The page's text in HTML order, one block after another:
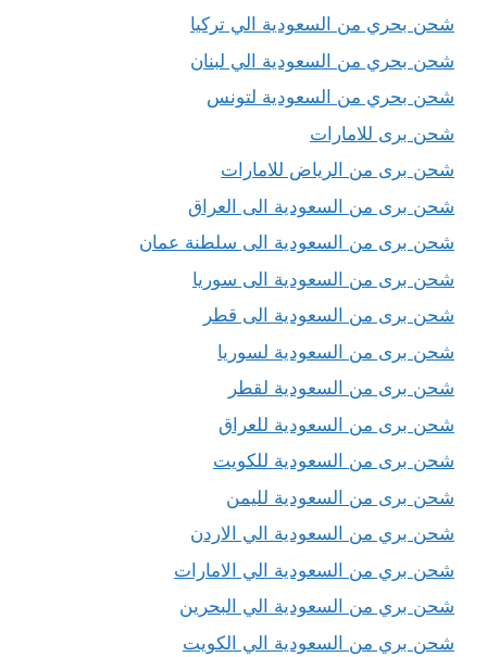
شحن بحري من السعودية الي تركيا
شحن بحري من السعودية الي لبنان
شحن بحري من السعودية لتونس
شحن برى للامارات
شحن برى من الرياض للامارات
شحن برى من السعودية الى العراق
شحن برى من السعودية الى سلطنة عمان
شحن برى من السعودية الى سوريا
شحن برى من السعودية الى قطر
شحن برى من السعودية لسوريا
شحن برى من السعودية لقطر
شحن برى من السعودية للعراق
شحن برى من السعودية للكويت
شحن برى من السعودية لليمن
شحن بري من السعودية الي الاردن
شحن بري من السعودية الي الامارات
شحن بري من السعودية الي البحرين
شحن بري من السعودية الي الكويت